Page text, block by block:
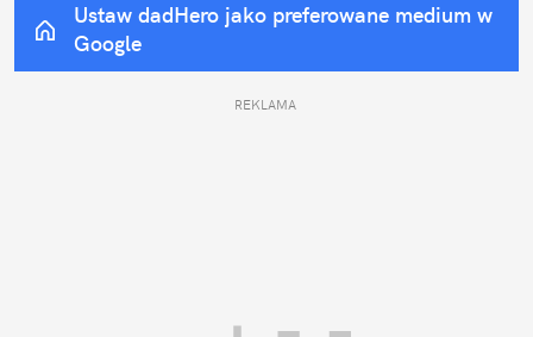
Ustaw dadHero jako preferowane medium w
Google
REKLAMA